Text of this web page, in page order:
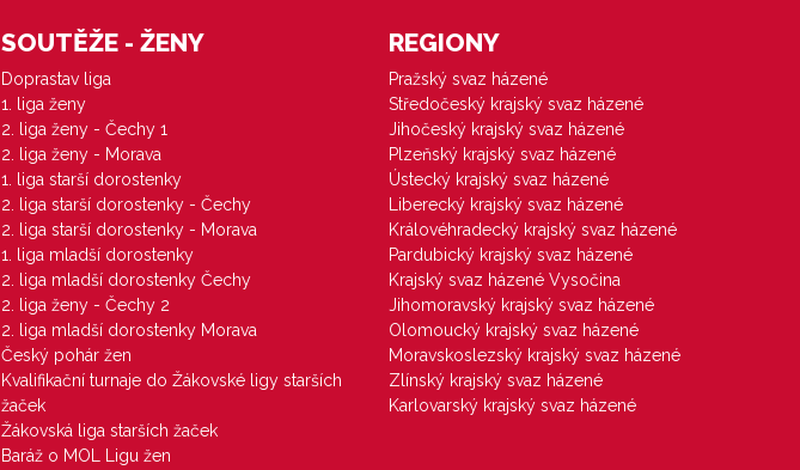
SOUTĚŽE - ŽENY
Doprastav liga
1. liga ženy
2. liga ženy - Čechy 1
2. liga ženy - Morava
1. liga starší dorostenky
2. liga starší dorostenky - Čechy
2. liga starší dorostenky - Morava
1. liga mladší dorostenky
2. liga mladší dorostenky Čechy
2. liga ženy - Čechy 2
2. liga mladší dorostenky Morava
Český pohár žen
Kvalifikační turnaje do Žákovské ligy starších
žaček
Žákovská liga starších žaček
Baráž o MOL Ligu žen
REGIONY
Pražský svaz házené
Středočeský krajský svaz házené
Jihočeský krajský svaz házené
Plzeňský krajský svaz házené
Ústecký krajský svaz házené
Liberecký krajský svaz házené
Královéhradecký krajský svaz házené
Pardubický krajský svaz házené
Krajský svaz házené Vysočina
Jihomoravský krajský svaz házené
Olomoucký krajský svaz házené
Moravskoslezský krajský svaz házené
Zlínský krajský svaz házené
Karlovarský krajský svaz házené